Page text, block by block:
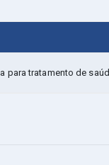
para tratamento de